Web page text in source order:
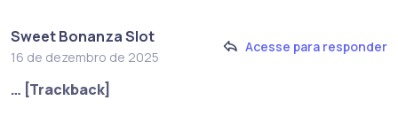
Sweet Bonanza Slot
16 de dezembro de 2025
Acesse para responder
… [Trackback]